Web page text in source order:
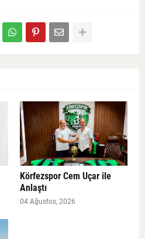
Körfezspor Cem Uçar ile
Anlaştı
04 Ağustos, 2026